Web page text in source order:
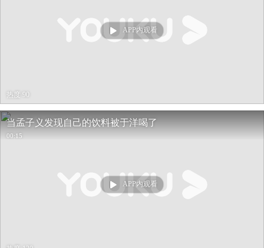
APP内观看
热度 90
当孟子义发现自己的饮料被于洋喝了
00:15
APP内观看